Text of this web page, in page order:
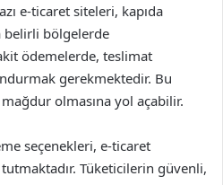
e-ticaret siteleri, kapıda
belirli bölgelerde
ödemelerde, teslimat
gerekmektedir. Bu
olmasına yol açabilir.
seçenekleri, e-ticaret
Tüketicilerin güvenli,